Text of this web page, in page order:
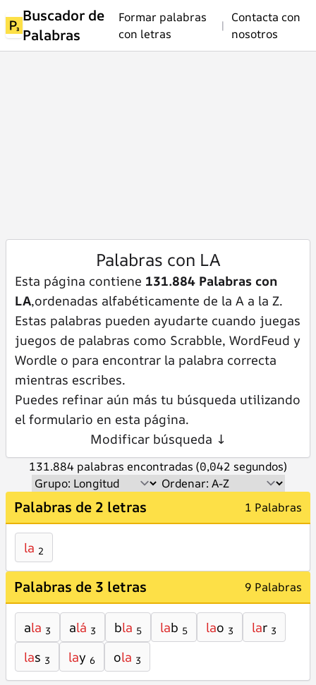
Buscador de
Palabras
Formar palabras
con letras
|
Contacta con
nosotros
Palabras con LA
Esta página contiene 131.884 Palabras con
LA,ordenadas alfabéticamente de la A a la Z.
Estas palabras pueden ayudarte cuando juegas
juegos de palabras como Scrabble, WordFeud y
Wordle o para encontrar la palabra correcta
mientras escribes.
Puedes refinar aún más tu búsqueda utilizando
el formulario en esta página.
Modificar búsqueda ↓
131.884 palabras encontradas (0,042 segundos)
Palabras de 2 letras 1 Palabras
la 2
Palabras de 3 letras 9 Palabras
ala 3 alá 3 bla 5 lab 5 lao 3 lar 3
las 3 lay 6 ola 3